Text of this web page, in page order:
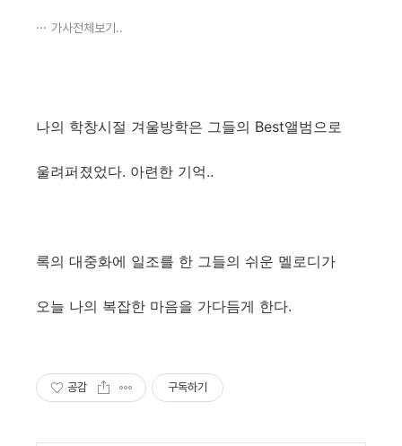
가사전체보기..
나의 학창시절 겨울방학은 그들의 Best앨범으로
울려퍼졌었다. 아련한 기억..
록의 대중화에 일조를 한 그들의 쉬운 멜로디가
오늘 나의 복잡한 마음을 가다듬게 한다.
공감 구독하기